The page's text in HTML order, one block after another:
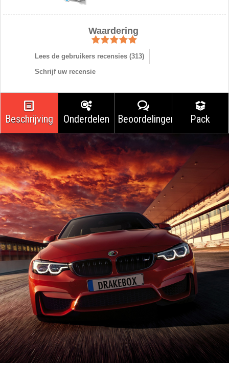
Waardering
Lees de gebruikers recensies (313)
Schrijf uw recensie
Beschrijving Onderdelen Beoordelingen Pack